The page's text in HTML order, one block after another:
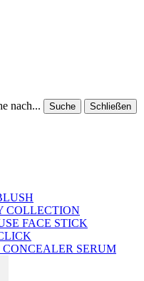
nach... Suche
Schließen
COLLECTION
FACE STICK
SERUM